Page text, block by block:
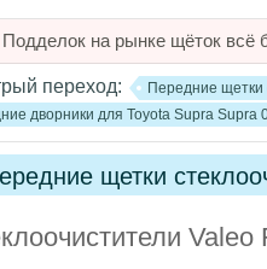
Подделок на рынке щёток всё
переход:
Передние щетки
дворники для Toyota Supra Supra
щетки